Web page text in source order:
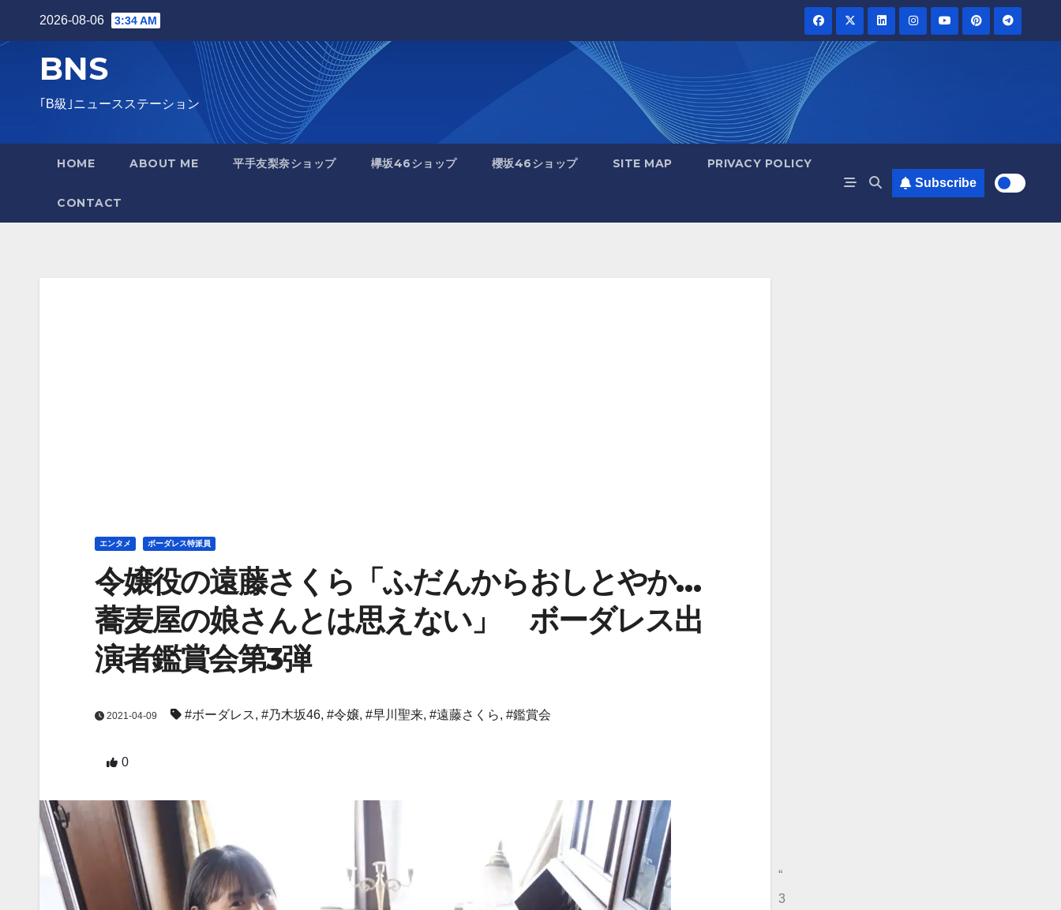
2026-08-06 3:34 AM
BNS
｢B級｣ニュースステーション
HOME ABOUT ME 平手友梨奈ショップ 欅坂46ショップ 櫻坂46ショップ SITE MAP PRIVACY POLICY
CONTACT
Subscribe
エンタメ ボーダレス特派員
令嬢役の遠藤さくら「ふだんからおしとやか…
蕎麦屋の娘さんとは思えない」 ボーダレス出
演者鑑賞会第3弾
2021-04-09 #ボーダレス, #乃木坂46, #令嬢, #早川聖来, #遠藤さくら, #鑑賞会
0
“
3